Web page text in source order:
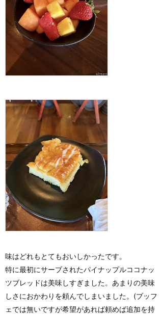
味はどれもとてもおいしかったです。
特に最初にサーブされたパイナップルココナッ
ツブレッドは美味しすぎました。あまりの美味
しさにおかわりを頼んでしまいました。(ブッフ
ェでは無いですが希望があれば頼めば追加を持